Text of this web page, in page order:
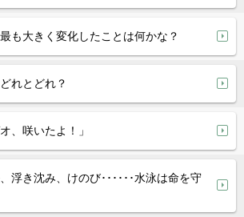
も大きく変化したことは何かな？
れとどれ？
、咲いたよ！」
浮き沈み、けのび･･････水泳は命を守